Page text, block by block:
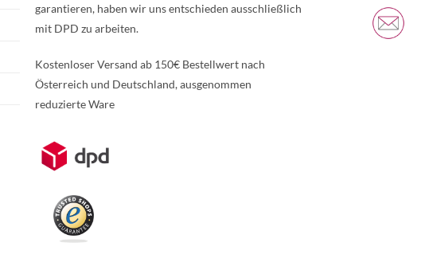
garantieren, haben wir uns entschieden ausschließlich
mit DPD zu arbeiten.
Kostenloser Versand ab 150€ Bestellwert nach
Österreich und Deutschland, ausgenommen
reduzierte Ware
Weitere Informationen über den gesperrten Inhalt.